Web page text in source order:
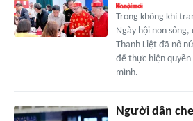
Trong không khí
Ngày hội non
Thanh Liệt đã nô
để thực hiện quyền
mình.
Người dân